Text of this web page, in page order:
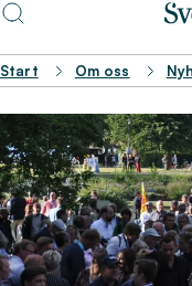
Start Om oss